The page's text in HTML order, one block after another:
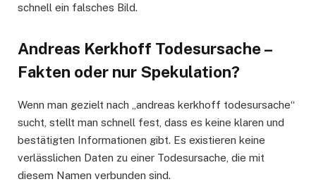
schnell ein falsches Bild.
Andreas Kerkhoff Todesursache –
Fakten oder nur Spekulation?
Wenn man gezielt nach „andreas kerkhoff todesursache“
sucht, stellt man schnell fest, dass es keine klaren und
bestätigten Informationen gibt. Es existieren keine
verlässlichen Daten zu einer Todesursache, die mit
diesem Namen verbunden sind.